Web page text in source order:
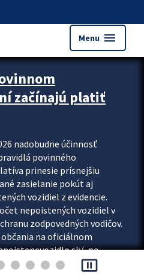
Menu menu
začínajú platiť
nadobudne účinnosť
povinného
prinesie prísnejšiu
zasielanie pokút aj
vozidiel z evidencie.
nepoistených vozidiel v
zodpovedných vodičov.
na oficiálnom
, na
aj možnosť overiť si...
pause_presentation